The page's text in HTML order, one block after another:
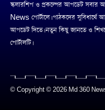
স্কলারশিপ ও প্রকল্পের আপডেট সবার
News পোর্টালে। পাঠকদের
আপডেট দিতে। নতুন কিছু জানতে ও
পোর্টালটি।
© Copyright © 2026 Md 360